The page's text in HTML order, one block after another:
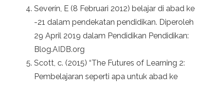
Severín, E (8 Februari 2012) belajar di abad ke
-21 dalam pendekatan pendidikan. Diperoleh
29 April 2019 dalam Pendidikan Pendidikan:
Blog.AIDB.org
Scott, c. (2015) “The Futures of Learning 2:
Pembelajaran seperti apa untuk abad ke